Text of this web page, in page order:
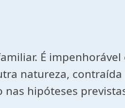
É impenhorável
natureza, contraída
hipóteses